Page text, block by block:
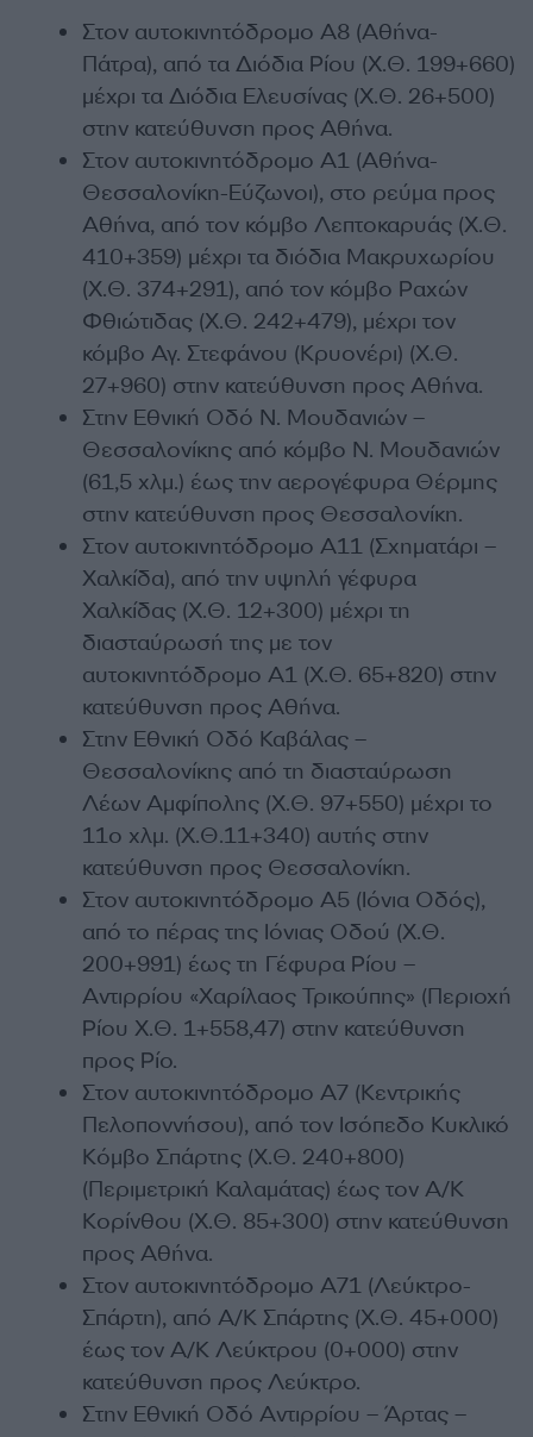
Στον αυτοκινητόδρομο Α8 (Αθήνα-
Πάτρα), από τα Διόδια Ρίου (Χ.Θ. 199+660)
μέχρι τα Διόδια Ελευσίνας (Χ.Θ. 26+500)
στην κατεύθυνση προς Αθήνα.
Στον αυτοκινητόδρομο Α1 (Αθήνα-
Θεσσαλονίκη-Εύζωνοι), στο ρεύμα προς
Αθήνα, από τον κόμβο Λεπτοκαρυάς (Χ.Θ.
410+359) μέχρι τα διόδια Μακρυχωρίου
(Χ.Θ. 374+291), από τον κόμβο Ραχών
Φθιώτιδας (Χ.Θ. 242+479), μέχρι τον
κόμβο Αγ. Στεφάνου (Κρυονέρι) (Χ.Θ.
27+960) στην κατεύθυνση προς Αθήνα.
Στην Εθνική Οδό Ν. Μουδανιών –
Θεσσαλονίκης από κόμβο Ν. Μουδανιών
(61,5 χλμ.) έως την αερογέφυρα Θέρμης
στην κατεύθυνση προς Θεσσαλονίκη.
Στον αυτοκινητόδρομο Α11 (Σχηματάρι –
Χαλκίδα), από την υψηλή γέφυρα
Χαλκίδας (Χ.Θ. 12+300) μέχρι τη
διασταύρωσή της με τον
αυτοκινητόδρομο Α1 (Χ.Θ. 65+820) στην
κατεύθυνση προς Αθήνα.
Στην Εθνική Οδό Καβάλας –
Θεσσαλονίκης από τη διασταύρωση
Λέων Αμφίπολης (Χ.Θ. 97+550) μέχρι το
11ο χλμ. (Χ.Θ.11+340) αυτής στην
κατεύθυνση προς Θεσσαλονίκη.
Στον αυτοκινητόδρομο Α5 (Ιόνια Οδός),
από το πέρας της Ιόνιας Οδού (Χ.Θ.
200+991) έως τη Γέφυρα Ρίου –
Αντιρρίου «Χαρίλαος Τρικούπης» (Περιοχή
Ρίου Χ.Θ. 1+558,47) στην κατεύθυνση
προς Ρίο.
Στον αυτοκινητόδρομο Α7 (Κεντρικής
Πελοποννήσου), από τον Ισόπεδο Κυκλικό
Κόμβο Σπάρτης (Χ.Θ. 240+800)
(Περιμετρική Καλαμάτας) έως τον Α/Κ
Κορίνθου (Χ.Θ. 85+300) στην κατεύθυνση
προς Αθήνα.
Στον αυτοκινητόδρομο Α71 (Λεύκτρο-
Σπάρτη), από Α/Κ Σπάρτης (Χ.Θ. 45+000)
έως τον Α/Κ Λεύκτρου (0+000) στην
κατεύθυνση προς Λεύκτρο.
Στην Εθνική Οδό Αντιρρίου – Άρτας –